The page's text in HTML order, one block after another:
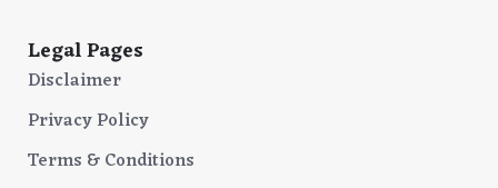
Legal Pages
Disclaimer
Privacy Policy
Terms & Conditions